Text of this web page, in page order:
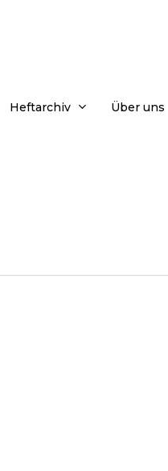
Heftarchiv Über uns